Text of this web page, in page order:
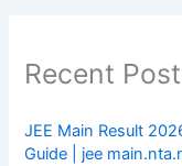
Recent
JEE Main Result
Guide | jee